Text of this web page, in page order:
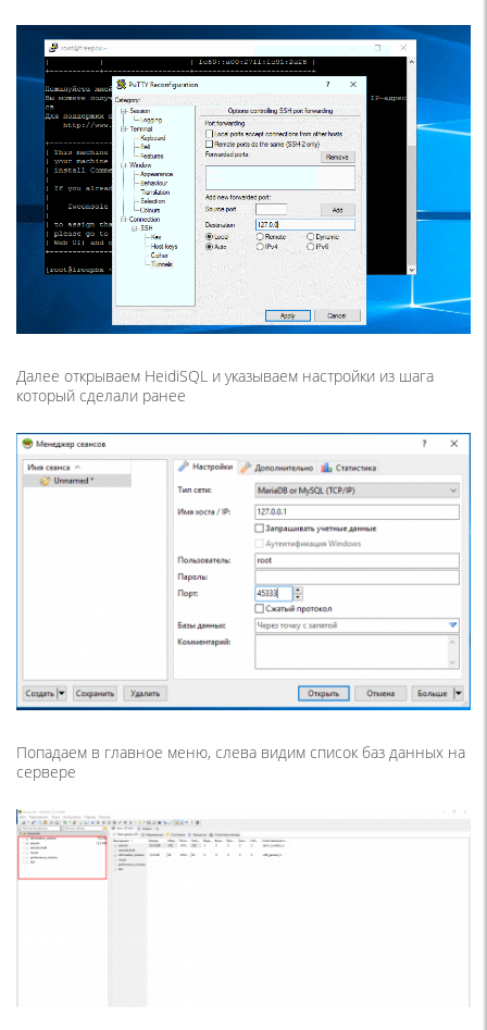
Далее открываем HeidiSQL и указываем настройки из шага
который сделали ранее
Попадаем в главное меню, слева видим список баз данных на
сервере